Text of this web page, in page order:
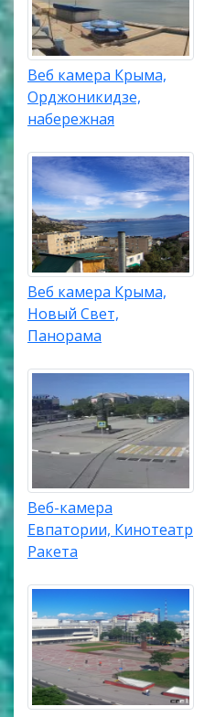
Веб камера Крыма,
Орджоникидзе,
набережная
Веб камера Крыма,
Новый Свет,
Панорама
Веб-камера
Евпатории, Кинотеатр
Ракета